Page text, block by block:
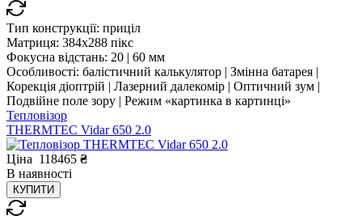
Тип конструкції: приціл
Матриця: 384x288 пікс
Фокусна відстань: 20 | 60 мм
Особливості: балістичний калькулятор | Змінна батарея |
Корекція діоптрій | Лазерний далекомір | Оптичний зум |
Подвійне поле зору | Режим «картинка в картинці»
Тепловізор
THERMTEC Vidar 650 2.0
Ціна 118465 ₴
В наявності
КУПИТИ